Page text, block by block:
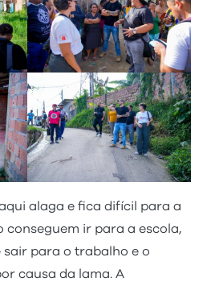
alaga e fica difícil para a
conseguem ir para a escola,
sair para o trabalho e o
causa da lama. A